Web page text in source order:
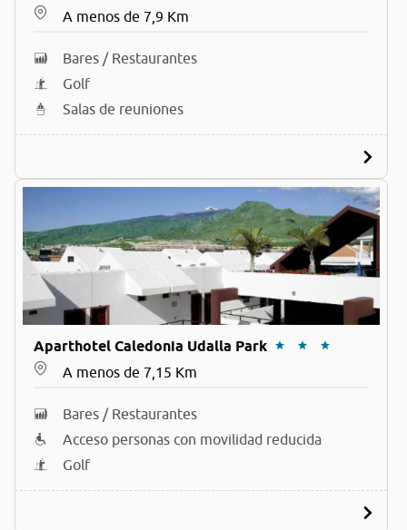
A menos de 7,9 Km
Bares / Restaurantes
Golf
Salas de reuniones
Aparthotel Caledonia Udalla Park
A menos de 7,15 Km
Bares / Restaurantes
Acceso personas con movilidad reducida
Golf